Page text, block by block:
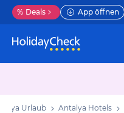
% Deals App öffnen
Urlaub Antalya Hotels